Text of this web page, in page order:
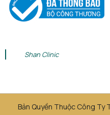
Shan Clinic
Bản Quyền Thuộc Công Ty